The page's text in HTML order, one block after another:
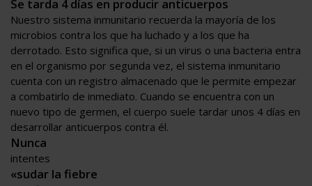
Se tarda 4 días en producir anticuerpos
Nuestro sistema inmunitario recuerda la mayoría de los
microbios contra los que ha luchado y a los que ha
derrotado. Esto significa que, si un virus o una bacteria entra
en el organismo por segunda vez, el sistema inmunitario
cuenta con un registro almacenado que le permite empezar
a combatirlo de inmediato. Cuando se encuentra con un
nuevo tipo de germen, el cuerpo suele tardar unos 4 días en
desarrollar anticuerpos contra él.
Nunca
intentes
«sudar la fiebre